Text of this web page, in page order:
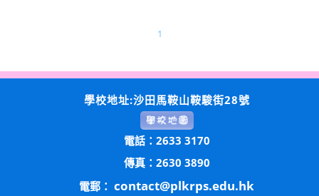
1
學校地址:沙田馬鞍山鞍駿街28號
電話：2633 3170
傳真：2630 3890
電郵： contact@plkrps.edu.hk